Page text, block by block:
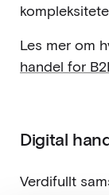
Les mer om
handel for
Digital
Verdifullt